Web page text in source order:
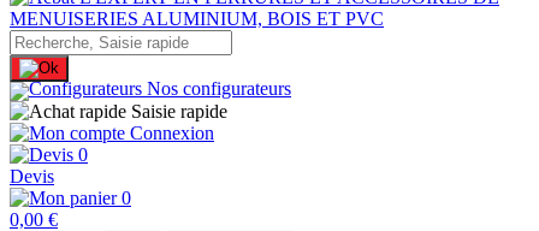
Nos configurateurs
Saisie rapide
Connexion
0
Devis
0
0,00 €